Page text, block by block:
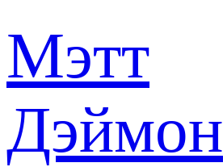
Мэтт
Дэймон